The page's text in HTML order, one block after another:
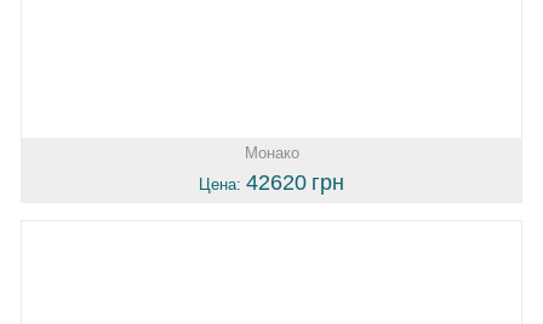
Монако
Цена: 42620 грн